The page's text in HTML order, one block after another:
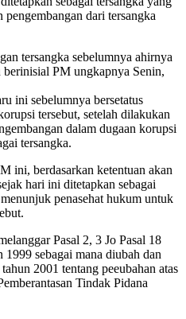
dari tersangka
tersangka sebelumnya ahirnya
berinisial PM ungkapnya Senin,
ini sebelumnya bersetatus
tersebut, setelah dilakukan
dalam dugaan korupsi
tersangka.
ini, berdasarkan ketentuan akan
hari ini ditetapkan sebagai
penasehat hukum untuk
Pasal 2, 3 Jo Pasal 18
sebagai mana diubah dan
2001 tentang peeubahan atas
Tindak Pidana